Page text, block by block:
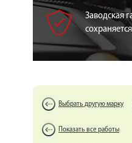
Заводская
сохраняется
Выбрать другую марку
Показать все работы